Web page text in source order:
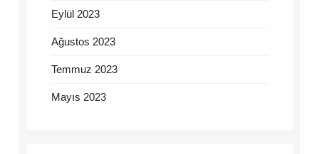
Eylül 2023
Ağustos 2023
Temmuz 2023
Mayıs 2023